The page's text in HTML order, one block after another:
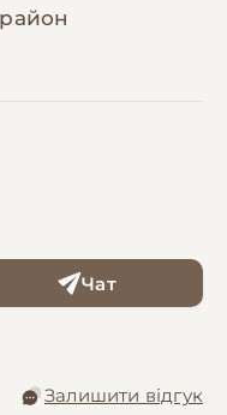
Чат
Залишити відгук